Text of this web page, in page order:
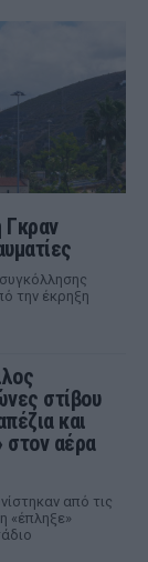
Γκραν
την έκρηξη
στίβου
και
στον αέρα
από τις
«έπληξε»